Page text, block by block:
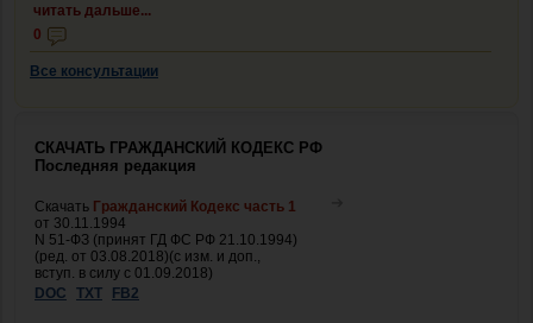
читать дальше...
0
Все консультации
СКАЧАТЬ ГРАЖДАНСКИЙ КОДЕКС РФ
Последняя редакция
Скачать Гражданский Кодекс часть 1
от 30.11.1994
N 51-ФЗ (принят ГД ФС РФ 21.10.1994)
(ред. от 03.08.2018)(с изм. и доп.,
вступ. в силу с 01.09.2018)
DOC
TXT FB2